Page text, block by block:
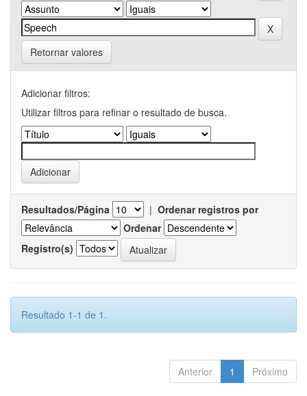
Retornar valores
Adicionar filtros:
Utilizar filtros para refinar o resultado de busca.
Resultados/Página | Ordenar registros por
Ordenar
Registro(s)
Resultado 1-1 de 1.
Anterior 1 Próximo